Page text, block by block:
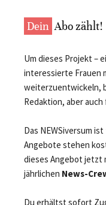
Dein Abo zählt!
Um dieses Projekt –
interessierte Frauen
weiterzuentwickeln,
Redaktion, aber
Das NEWSiversum
Angebote stehen
dieses Angebot jetzt
jährlichen News-
Du erhältst sofort